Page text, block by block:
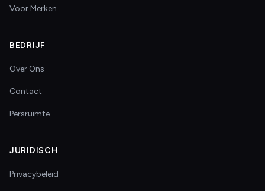
Voor Merken
BEDRIJF
Over Ons
Contact
Persruimte
JURIDISCH
Privacybeleid